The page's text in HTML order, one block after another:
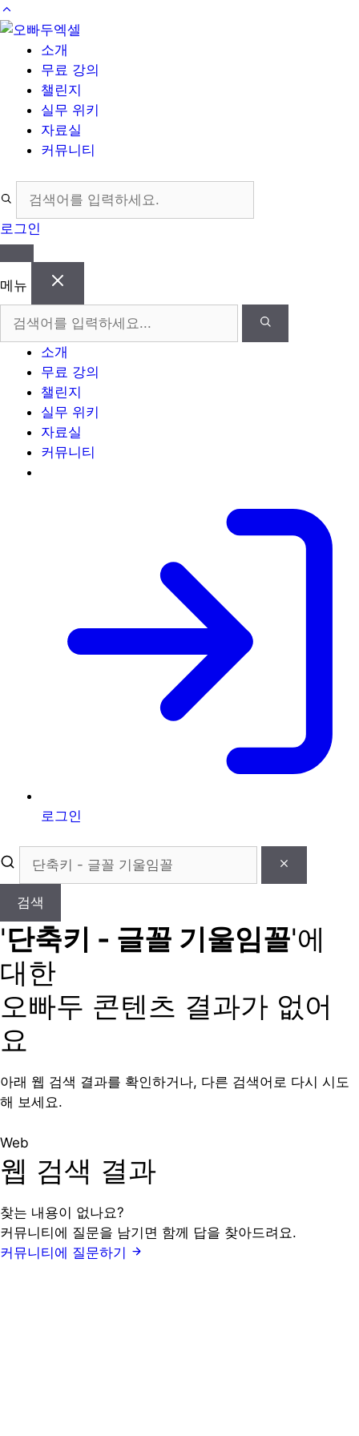
컨
소개
무료 강의
챌린지
실무 위키
자료실
커뮤니티
로그인
메뉴
소개
무료 강의
챌린지
실무 위키
자료실
커뮤니티
로그인
검색
'단축키 - 글꼴 기울임꼴'에
대한
오빠두 콘텐츠 결과가 없어
요
아래 웹 검색 결과를 확인하거나, 다른 검색어로 다시 시도
해 보세요.
Web
웹 검색 결과
찾는 내용이 없나요?
커뮤니티에 질문을 남기면 함께 답을 찾아드려요.
커뮤니티에 질문하기